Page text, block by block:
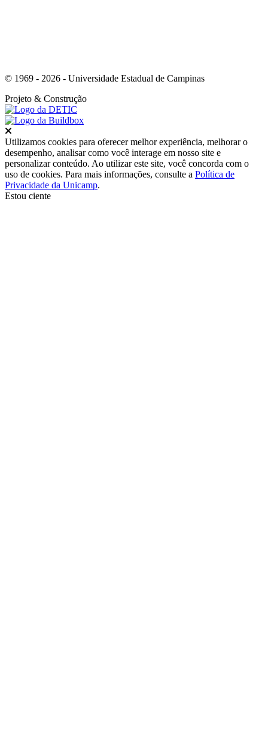
© 1969 - 2026 - Universidade Estadual de Campinas
Projeto & Construção
Utilizamos cookies para oferecer melhor experiência, melhorar o
desempenho, analisar como você interage em nosso site e
personalizar conteúdo. Ao utilizar este site, você concorda com o
uso de cookies. Para mais informações, consulte a Política de
Privacidade da Unicamp.
Estou ciente